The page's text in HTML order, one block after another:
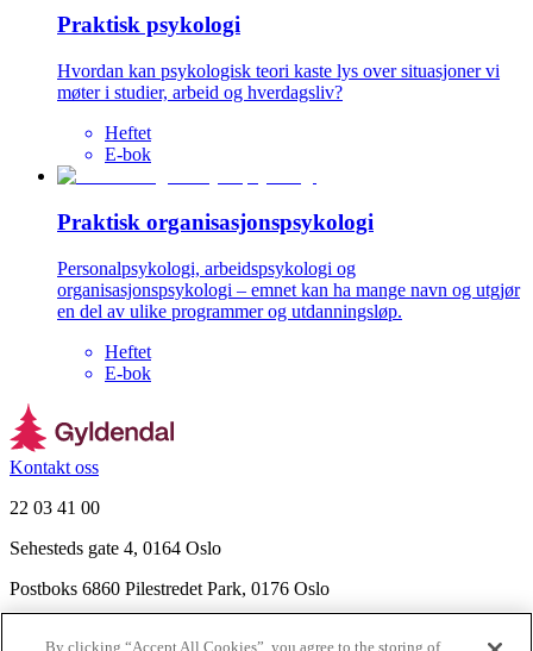
Praktisk psykologi
Hvordan kan psykologisk teori kaste lys over situasjoner vi
møter i studier, arbeid og hverdagsliv?
Heftet
E-bok
Praktisk organisasjonspsykologi
Personalpsykologi, arbeidspsykologi og
organisasjonspsykologi – emnet kan ha mange navn og utgjør
en del av ulike programmer og utdanningsløp.
Heftet
E-bok
Kontakt oss
22 03 41 00
Sehesteds gate 4, 0164 Oslo
Postboks 6860 Pilestredet Park, 0176 Oslo
By clicking “Accept All Cookies”, you agree to the storing of